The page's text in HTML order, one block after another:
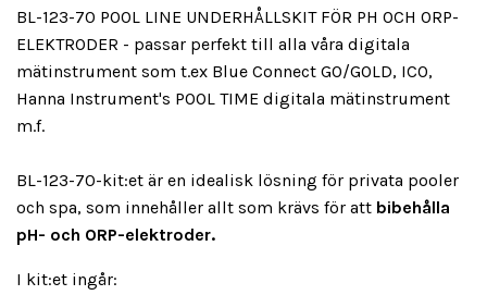
BL-123-70 POOL LINE UNDERHÅLLSKIT FÖR PH OCH ORP-
ELEKTRODER - passar perfekt till alla våra digitala
mätinstrument som t.ex Blue Connect GO/GOLD, ICO,
Hanna Instrument's POOL TIME digitala mätinstrument
m.f.
BL-123-70-kit:et är en idealisk lösning för privata pooler
och spa, som innehåller allt som krävs för att bibehålla
pH- och ORP-elektroder.
I kit:et ingår: